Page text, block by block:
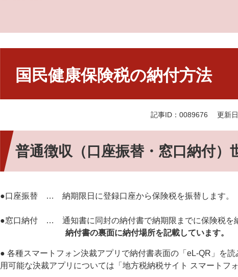
国民健康保険税の納付方法
記事ID：0089676 更新
普通徴収（口座振替・窓口納付）
●口座振替 … 納期限日に登録口座から保険税を振替します。
●窓口納付 … 通知書に同封の納付書で納期限までに保険税を
納付書の裏面に納付場所を記載しています。
● 各種スマートフォン決裁アプリで納付書表面の「eL-QR」を
用可能な決裁アプリについては「地方税納税サイト スマートフ